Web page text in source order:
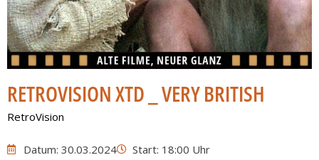
RETROVISION XTD _ VERY BRITISH
RetroVision
Datum: 30.03.2024
Start: 18:00 Uhr